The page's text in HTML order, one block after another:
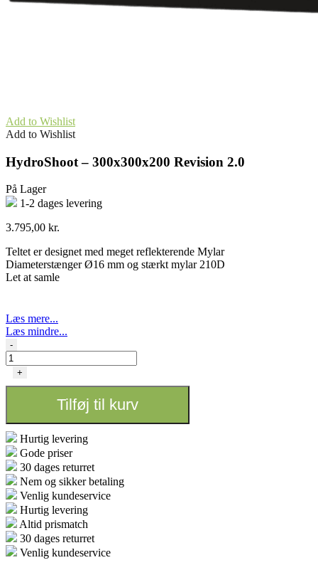
Add to Wishlist
Add to Wishlist
HydroShoot – 300x300x200 Revision 2.0
På Lager
1-2 dages levering
3.795,00 kr.
Teltet er designet med meget reflekterende Mylar
Diameterstænger Ø16 mm og stærkt mylar 210D
Let at samle
Læs mere...
Læs mindre...
HydroShoot
300x300x200
-
+
Tilføj til kurv
Hurtig levering
Gode priser
30 dages returret
Nem og sikker betaling
Venlig kundeservice
Hurtig levering
Altid prismatch
30 dages returret
Venlig kundeservice